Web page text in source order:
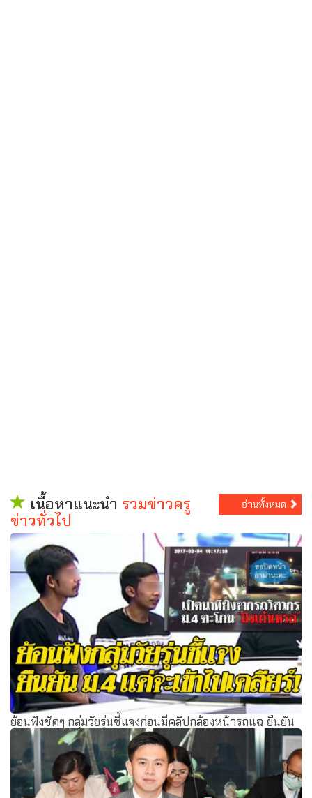
เนื้อหาแนะนำ รวมข่าวครู
ข่าวทั่วไป
อ่านทั้งหมด
ย้อนฟังชัดๆ กลุ่มวัยรุ่นชี้แจงก่อนมีคลิปกล้องหน้ารถแฉ ยืนยัน
ม.4 แค่จะเข้าไปเคลียร์!?